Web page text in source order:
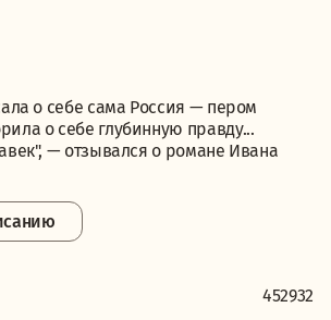
о себе сама Россия — пером
о себе глубинную правду...
— отзывался о романе Ивана
452932